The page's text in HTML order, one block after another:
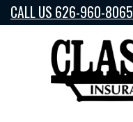
CALL US 626-960-8065